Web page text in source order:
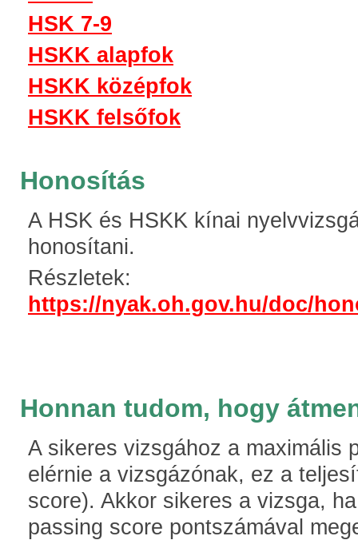
HSK 7-9
HSKK alapfok
HSKK középfok
HSKK felsőfok
Honosítás
A HSK és HSKK kínai
honosítani.
Részletek:
https://nyak.oh.gov.hu/doc/
Honnan tudom, hogy
A sikeres vizsgához a maximális
elérnie a vizsgázónak, ez a
score). Akkor sikeres a vizsga,
passing score pontszámával